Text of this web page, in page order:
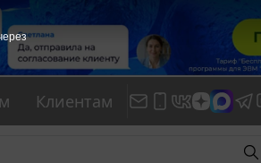
Клиентам